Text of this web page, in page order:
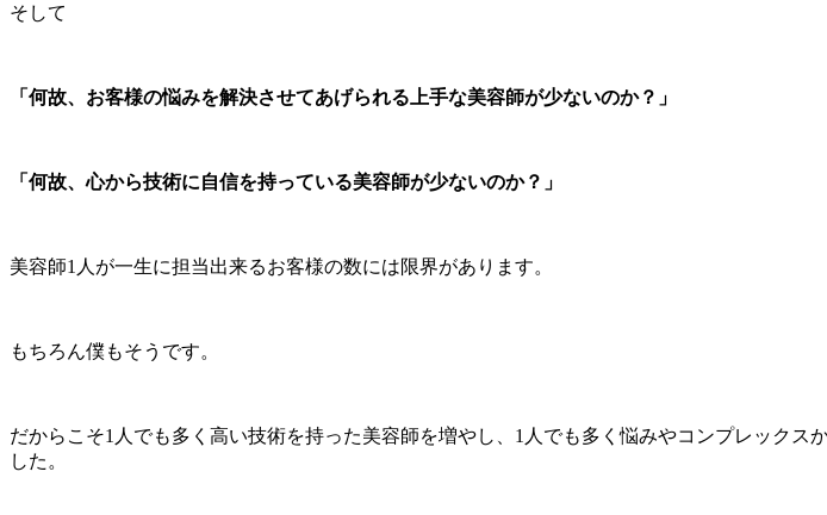
そして
「何故、お客様の悩みを解決させてあげられる上手な美容師が少ないのか？」
「何故、心から技術に自信を持っている美容師が少ないのか？」
美容師1人が一生に担当出来るお客様の数には限界があります。
もちろん僕もそうです。
だからこそ1人でも多く高い技術を持った美容師を増やし、1人でも多く悩みやコンプレック
した。